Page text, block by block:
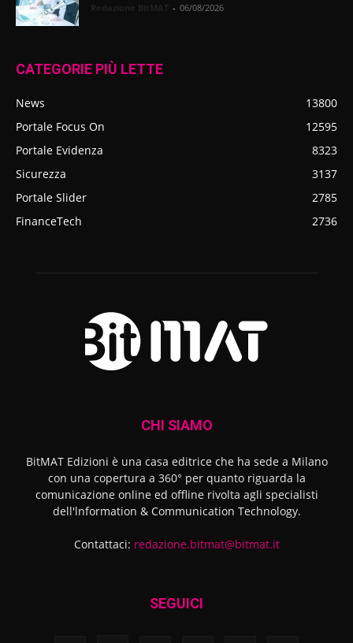
- 06/08/2026
CATEGORIE PIÙ LETTE
News
13800
Portale Focus On
12595
Portale Evidenza
8323
Sicurezza
3137
Portale Slider
2785
FinanceTech
2736
CHI SIAMO
BitMAT Edizioni è una casa editrice che ha sede a Milano
con una copertura a 360° per quanto riguarda la
comunicazione online ed offline rivolta agli specialisti
dell'lnformation & Communication Technology.
Contattaci: redazione.bitmat@bitmat.it
SEGUICI